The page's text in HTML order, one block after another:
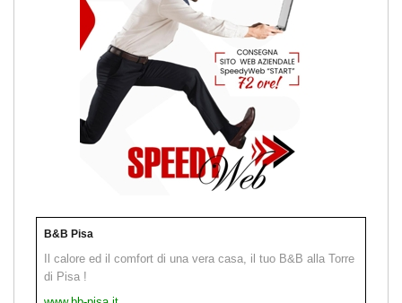
B&B Pisa
Il calore ed il comfort di una vera casa, il tuo B&B alla Torre
di Pisa !